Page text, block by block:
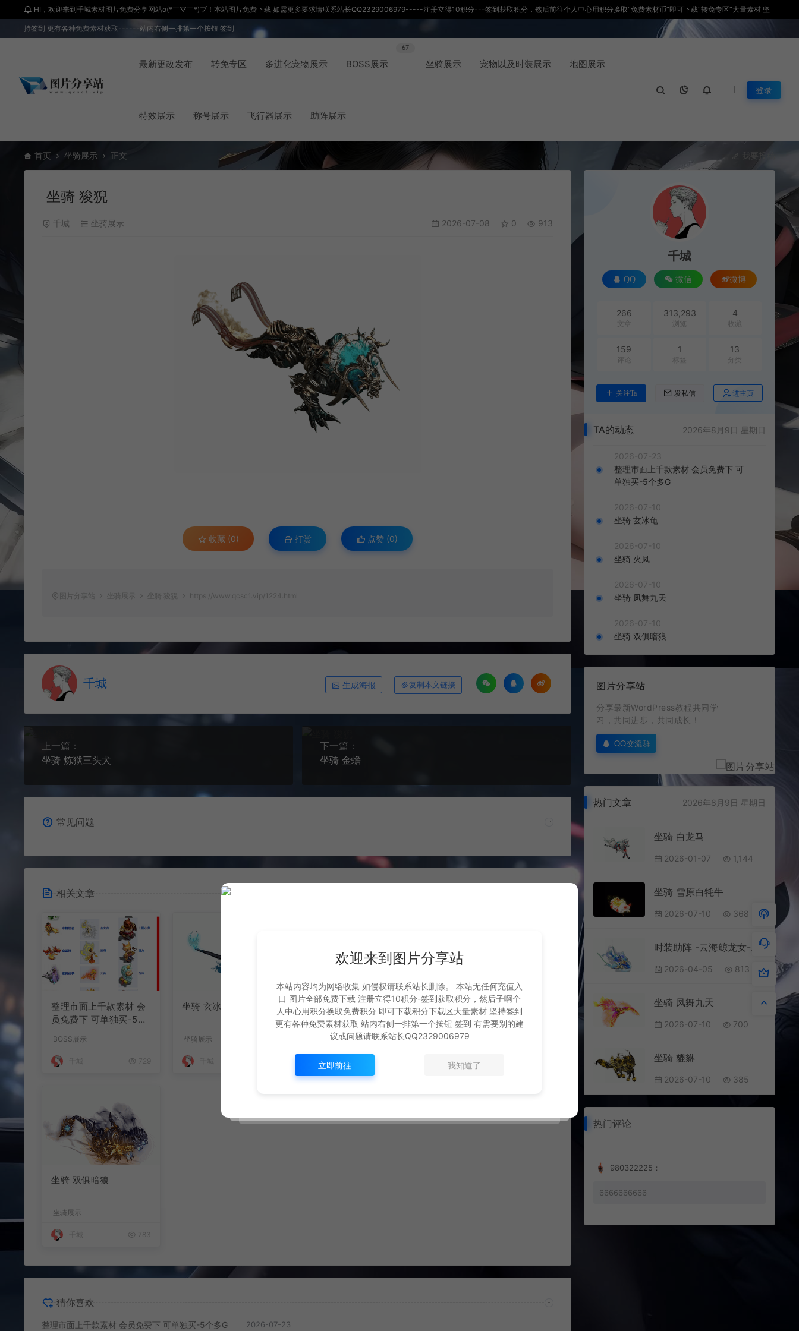
HI，欢迎来到千城素材图片免费分享网站o(*￣▽￣*)ブ！本站图片免费下载 如需更多要求请联系站长QQ2329006979-----注册立得10积分---签到获取积分，然后前往个人中心用积分换取“免费素材币”即可下载“转免专区”大量素材 坚
持签到 更有各种免费素材获取------站内右侧一排第一个按钮 签到
最新更改发布 转免专区 多进化宠物展示 BOSS展示
67
坐骑展示 宠物以及时装展示 地图展示
特效展示 称号展示 飞行器展示 助阵展示
登录
首页 坐骑展示 正文 我要投稿
坐骑 狻猊
千城 坐骑展示 2026-07-08 0 913
收藏 (0) 打赏 点赞 (0)
图片分享站 坐骑展示 坐骑 狻猊 https://www.qcsc1.vip/1224.html
千城 生成海报 复制本文链接
上一篇：
坐骑 炼狱三头犬
下一篇：
坐骑 金蟾
常见问题
相关文章
整理市面上千款素材 会
员免费下 可单独买-5个
BOSS展示
729
坐骑 玄冰龟
坐骑展示
坐骑 火凤
坐骑展示
千城
坐骑 凤舞九天
坐骑展示
千城
坐骑 双俱暗狼
坐骑展示
783
猜你喜欢
整理市面上千款素材 会员免费下 可单独买-5个多G 2026-07-23
千城
QQ 微信 微博
266
文章
313,293
浏览
4
收藏
159
评论
1
标签
13
分类
关注Ta 发私信 进主页
TA的动态 2026年8月9日 星期日
2026-07-23
整理市面上千款素材 会员免费下 可
单独买-5个多G
2026-07-10
坐骑 玄冰龟
2026-07-10
坐骑 火凤
2026-07-10
坐骑 凤舞九天
2026-07-10
坐骑 双俱暗狼
图片分享站
分享最新WordPress教程共同学
习，共同进步，共同成长！
QQ交流群
热门文章 2026年8月9日 星期日
坐骑 白龙马
2026-01-07 1,144
坐骑 雪原白牦牛
2026-07-10 368
时装助阵 -云海鲸龙女-带站立动态-游戏内站的久自动抖动
2026-04-05 813
坐骑 凤舞九天
2026-07-10 700
坐骑 貔貅
2026-07-10 385
热门评论
980322225：
6666666666
欢迎来到图片分享站
本站内容均为网络收集 如侵权请联系站长删除。 本站无任何充值入
口 图片全部免费下载 注册立得10积分-签到获取积分，然后子啊个
人中心用积分换取免费积分 即可下载积分下载区大量素材 坚持签到
更有各种免费素材获取 站内右侧一排第一个按钮 签到 有需要别的建
议或问题请联系站长QQ2329006979
立即前往 我知道了